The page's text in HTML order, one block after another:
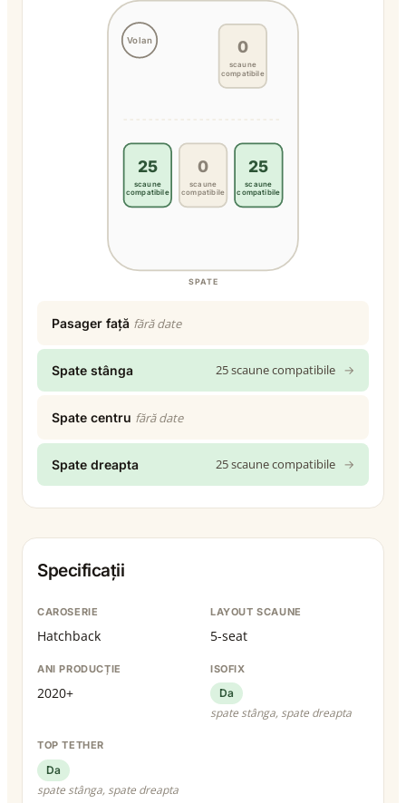
Volan
SPATE
0
scaune
compatibile
25
scaune
compatibile
0
scaune
compatibile
25
scaune
compatibile
Pasager față fără date
Spate stânga 25 scaune compatibile →
Spate centru fără date
Spate dreapta 25 scaune compatibile →
Specificații
CAROSERIE
Hatchback
LAYOUT SCAUNE
5-seat
ANI PRODUCȚIE
2020+
ISOFIX
Da
spate stânga, spate dreapta
TOP TETHER
Da
spate stânga, spate dreapta